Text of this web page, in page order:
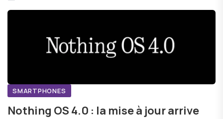
SMARTPHONES
Nothing OS 4.0 : la mise à jour arrive